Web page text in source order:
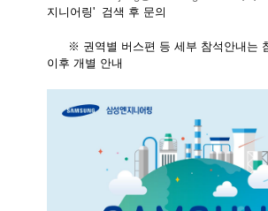
지니어링' 검색 후 문의
※ 권역별 버스편 등 세부 참석안내는
이후 개별 안내